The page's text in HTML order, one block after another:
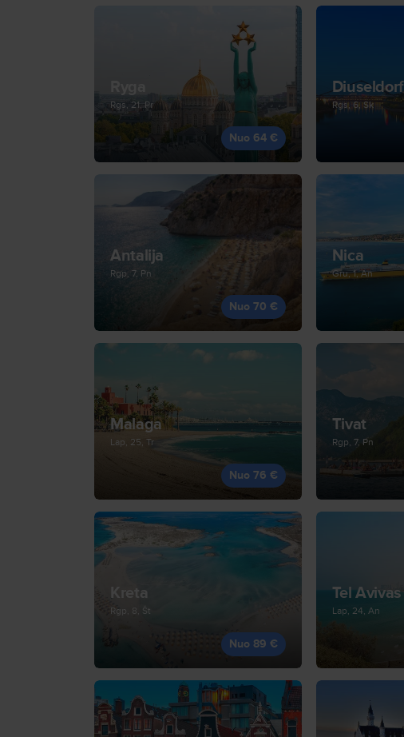
Rgs, 21, Pr
Nuo 64 €
Rgs, 6, Sk
Antalija
Rgp, 7, Pn
Nuo 70 €
Nica
Gru, 1, An
Malaga
Lap, 25, Tr
Nuo 76 €
Tivat
Rgp, 7, Pn
Kreta
Rgp, 8, Št
Nuo 89 €
Tel Avivas
Lap, 24, An